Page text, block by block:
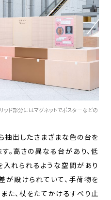
抽出したさまざまな色の台を
。高さの異なる台があり、低
れられるような空間があり
が設けられていて、手荷物を
た、杖をたてかけるすべり止
ッド部分にはマグネットでポスターなどの